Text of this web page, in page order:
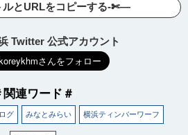
ルとURLをコピーする-✄—
Twitter 公式アカウント
関連ワード＃
グ みなとみらい 横浜ティンバーワーフ